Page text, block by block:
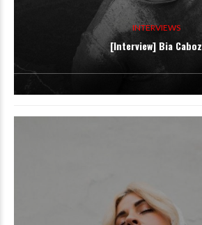
INTERVIEWS
[Interview] Bia Caboz